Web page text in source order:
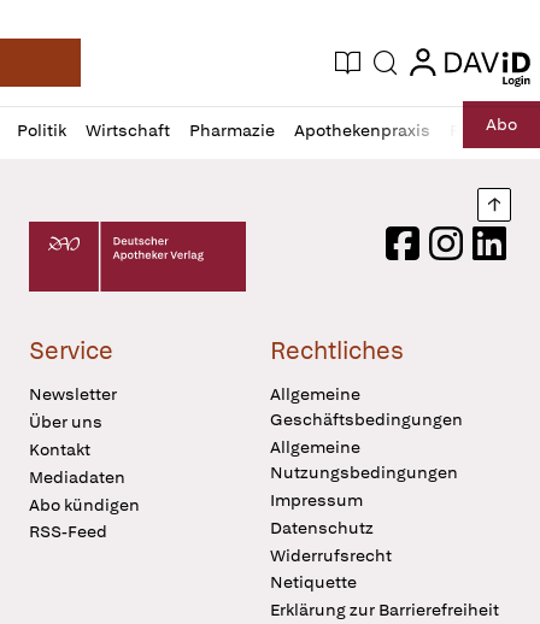
Deutsche Apotheker Zeitung
Aktuelle Ausgabe
Suche login
login
Politik Wirtschaft Pharmazie Apothekenpraxis RechtAbo
Profil
öffnen
Daz
Pur
Deutscher Apotheker Verlag Logo
FacebookInstagram
Service
Newsletter
Über uns
Kontakt
Mediadaten
Abo kündigen
RSS-Feed
Rechtliches
Allgemeine
Geschäftsbedingungen
Allgemeine
Nutzungsbedingungen
Impressum
Datenschutz
Widerrufsrecht
Netiquette
Erklärung zur Barrierefreiheit